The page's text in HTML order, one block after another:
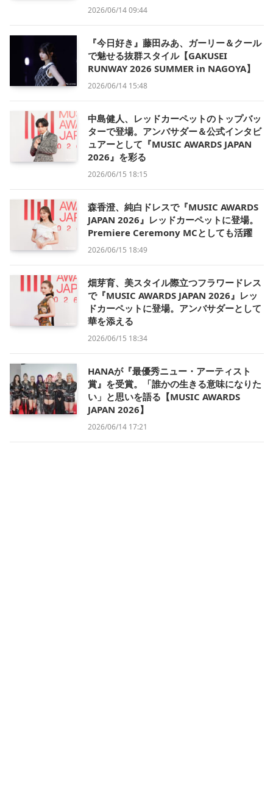
2026/06/14 09:44
『今日好き』藤田みあ、ガーリー＆クール
で魅せる抜群スタイル【GAKUSEI
RUNWAY 2026 SUMMER in NAGOYA】
2026/06/14 15:48
中島健人、レッドカーペットのトップバッ
ターで登場。アンバサダー＆公式インタビ
ュアーとして『MUSIC AWARDS JAPAN
2026』を彩る
2026/06/15 18:15
森香澄、純白ドレスで『MUSIC AWARDS
JAPAN 2026』レッドカーペットに登場。
Premiere Ceremony MCとしても活躍
2026/06/15 18:49
畑芽育、美スタイル際立つフラワードレス
で『MUSIC AWARDS JAPAN 2026』レッ
ドカーペットに登場。アンバサダーとして
華を添える
2026/06/15 18:34
HANAが『最優秀ニュー・アーティスト
賞』を受賞。「誰かの生きる意味になりた
い」と思いを語る【MUSIC AWARDS
JAPAN 2026】
2026/06/14 17:21